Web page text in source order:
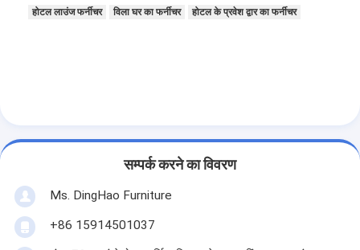
होटल लाउंज फर्नीचर विला घर का फर्नीचर होटल के प्रवेश द्वार का फर्नीचर
सम्पर्क करने का विवरण
Ms. DingHao Furniture
+86 15914501037